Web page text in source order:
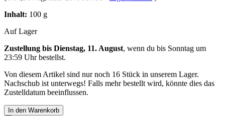
Inhalt: 100 g
Auf Lager
Zustellung bis Dienstag, 11. August, wenn du bis Sonntag um
23:59 Uhrbestellst.
Von diesem Artikel sind nur noch 16 Stück in unserem Lager.
Nachschub ist unterwegs! Falls mehr bestellt wird, könnte dies das
Zustelldatum beeinflussen.
In den Warenkorb